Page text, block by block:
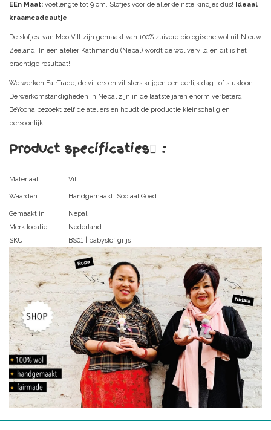
EEn Maat: voetlengte tot 9 cm. Slofjes voor de allerkleinste kindjes dus! Ideaal
kraamcadeautje
De slofjes van MooiVilt zijn gemaakt van 100% zuivere biologische wol uit Nieuw
Zeeland. In een atelier Kathmandu (Nepal) wordt de wol vervild en dit is het
prachtige resultaat!
We werken FairTrade; de vilters en viltsters krijgen een eerlijk dag- of stukloon.
De werkomstandigheden in Nepal zijn in de laatste jaren enorm verbeterd.
BeYoona bezoekt zelf de ateliers en houdt de productie kleinschalig en
persoonlijk.
Product specificaties :
Materiaal Vilt
Waarden Handgemaakt, Sociaal Goed
Gemaakt in
Nepal
Merk locatie
Nederland
SKU
BS01 | babyslof grijs